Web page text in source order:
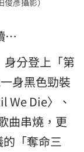
彥攝影）
…
分登上「第
身黑色勁裝
We Die〉、
曲串燒，更
「奪命三